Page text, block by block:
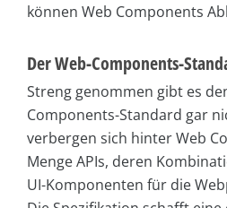
können Web Components
Der Web-Components-
Streng genommen gibt es
Components-Standard gar
verbergen sich hinter Web
Menge APIs, deren
UI-Komponenten für die